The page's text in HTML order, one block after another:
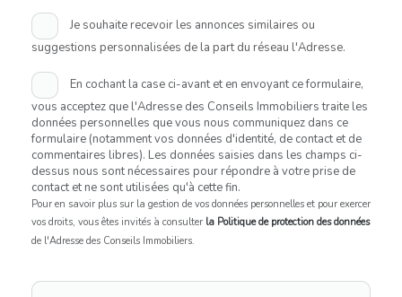
Je souhaite recevoir les annonces similaires ou
suggestions personnalisées de la part du réseau l'Adresse.
En cochant la case ci-avant et en envoyant ce formulaire,
vous acceptez que l'Adresse des Conseils Immobiliers traite les
données personnelles que vous nous communiquez dans ce
formulaire (notamment vos données d'identité, de contact et de
commentaires libres). Les données saisies dans les champs ci-
dessus nous sont nécessaires pour répondre à votre prise de
contact et ne sont utilisées qu'à cette fin.
Pour en savoir plus sur la gestion de vos données personnelles et pour exercer
vos droits, vous êtes invités à consulter la Politique de protection des données
de l'Adresse des Conseils Immobiliers.